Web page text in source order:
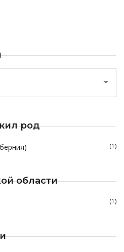
род
(1)
области
(1)